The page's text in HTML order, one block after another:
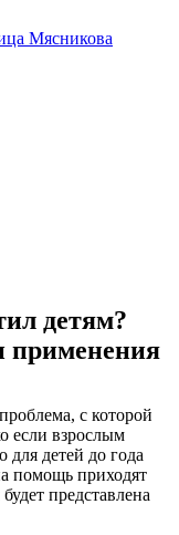
Мясникова
детям?
применения
с которой
если взрослым
для детей до года
помощь приходят
представлена